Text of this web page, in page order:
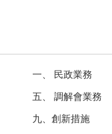
一、 民政業務
五、 調解會業務
九、創新措施